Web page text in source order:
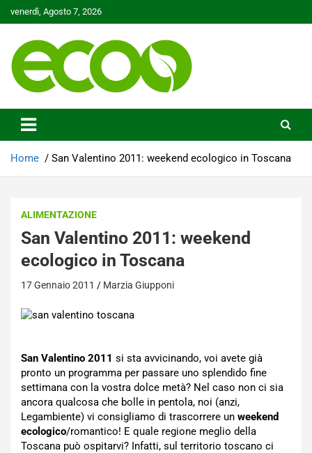
to
venerdì, Agosto 7, 2026
Ecoo.it
Home San Valentino 2011: weekend ecologico in Toscana
ALIMENTAZIONE
San Valentino 2011: weekend
ecologico in Toscana
17 Gennaio 2011 Marzia Giupponi
San Valentino 2011 si sta avvicinando, voi avete già
pronto un programma per passare uno splendido fine
settimana con la vostra dolce metà? Nel caso non ci sia
ancora qualcosa che bolle in pentola, noi (anzi,
Legambiente) vi consigliamo di trascorrere un weekend
ecologico/romantico! E quale regione meglio della
Toscana può ospitarvi? Infatti, sul territorio toscano ci